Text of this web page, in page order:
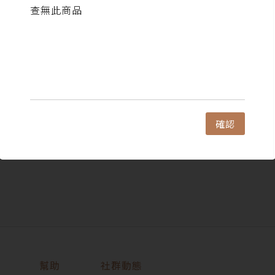
查無此商品
確認
幫助 社群動態